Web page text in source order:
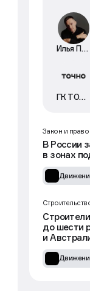
Илья Пискулин
ГК ТОЧНО
Закон и право
В России
в зонах
до шести
и